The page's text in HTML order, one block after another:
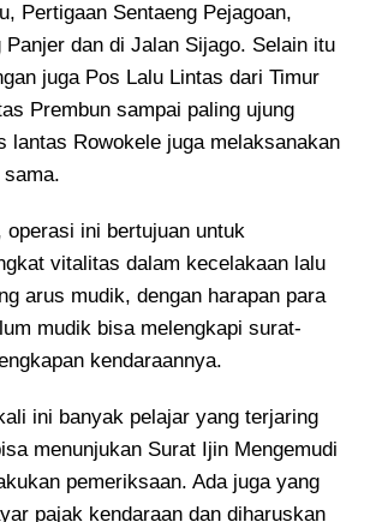
Pertigaan Sentaeng Pejagoan,
Panjer dan di Jalan Sijago. Selain itu
juga Pos Lalu Lintas dari Timur
Prembun sampai paling ujung
lantas Rowokele juga melaksanakan
operasi ini bertujuan untuk
vitalitas dalam kecelakaan lalu
arus mudik, dengan harapan para
mudik bisa melengkapi surat-
kendaraannya.
ini banyak pelajar yang terjaring
menunjukan Surat Ijin Mengemudi
pemeriksaan. Ada juga yang
pajak kendaraan dan diharuskan